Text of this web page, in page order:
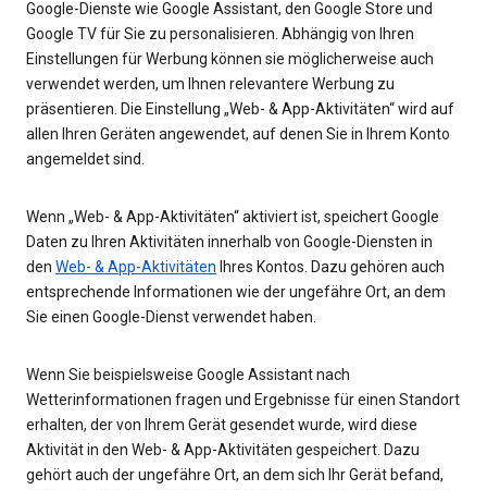
Google-Dienste wie Google Assistant, den Google Store und
Google TV für Sie zu personalisieren. Abhängig von Ihren
Einstellungen für Werbung können sie möglicherweise auch
verwendet werden, um Ihnen relevantere Werbung zu
präsentieren. Die Einstellung „Web- & App-Aktivitäten“ wird auf
allen Ihren Geräten angewendet, auf denen Sie in Ihrem Konto
angemeldet sind.
Wenn „Web- & App-Aktivitäten“ aktiviert ist, speichert Google
Daten zu Ihren Aktivitäten innerhalb von Google-Diensten in
den Web- & App-Aktivitäten Ihres Kontos. Dazu gehören auch
entsprechende Informationen wie der ungefähre Ort, an dem
Sie einen Google-Dienst verwendet haben.
Wenn Sie beispielsweise Google Assistant nach
Wetterinformationen fragen und Ergebnisse für einen Standort
erhalten, der von Ihrem Gerät gesendet wurde, wird diese
Aktivität in den Web- & App-Aktivitäten gespeichert. Dazu
gehört auch der ungefähre Ort, an dem sich Ihr Gerät befand,